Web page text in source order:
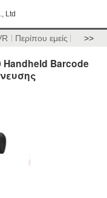
Ltd
Περίπου εμείς >>
Handheld Barcode